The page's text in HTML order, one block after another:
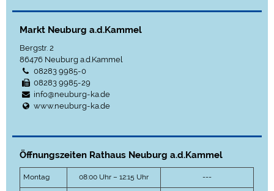
Markt Neuburg a.d.Kammel
Bergstr. 2
86476 Neuburg a.d.Kammel
08283 9985-0
08283 9985-29
info@neuburg-ka.de
www.neuburg-ka.de
Öffnungszeiten Rathaus Neuburg a.d.Kammel
Montag 08:00 Uhr – 12:15 Uhr ---